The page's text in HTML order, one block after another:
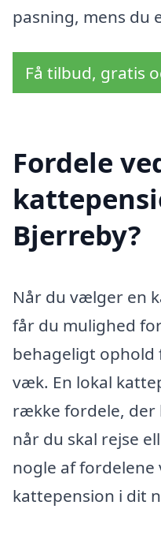
pasning, mens du
Få tilbud, gratis
Fordele
Bjerreby?
Når du vælger en
får du mulighed
behageligt ophold
væk. En lokal
række fordele, der
når du skal rejse
nogle af
kattepension i dit